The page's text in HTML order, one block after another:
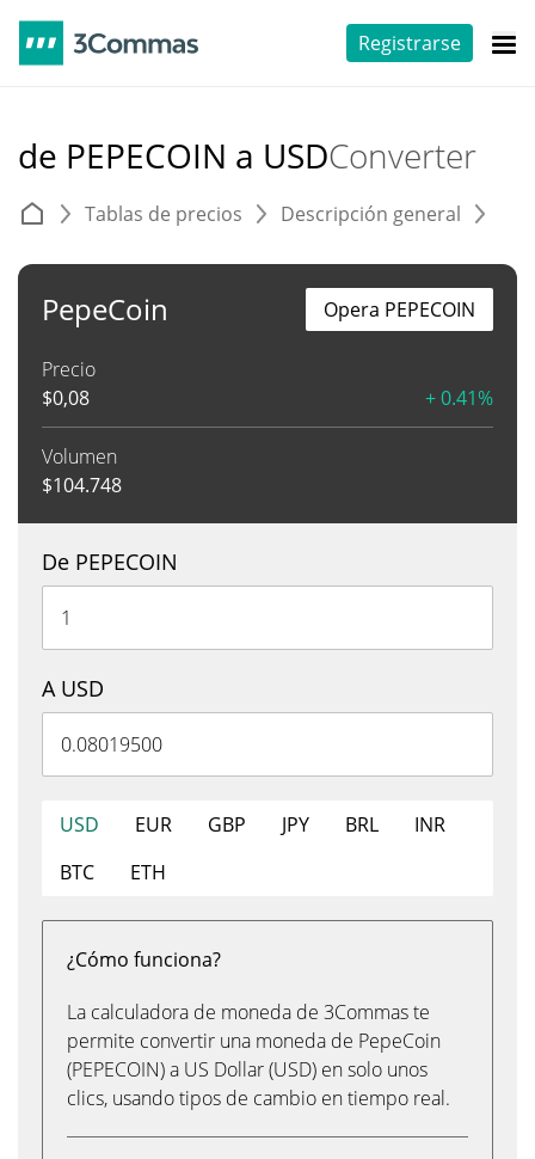
Registrarse
de PEPECOIN a USDConverter
Tablas de precios Descripción general
PepeCoin
Precio
$0,08 + 0.41%
Volumen
$104.748
Opera PEPECOIN
De PEPECOIN
A USD
USD EUR GBP JPY BRL
INR
BTC
ETH
¿Cómo funciona?
La calculadora de moneda de 3Commas te
permite convertir una moneda de PepeCoin
(PEPECOIN) a US Dollar (USD) en solo unos
clics, usando tipos de cambio en tiempo real.